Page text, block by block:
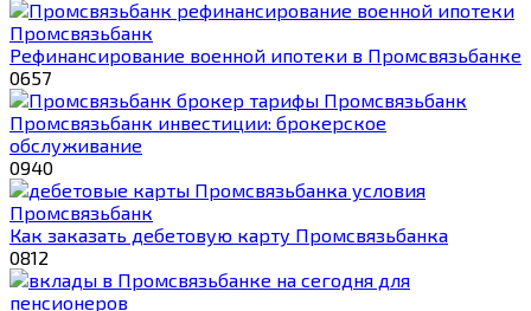
Промсвязьбанк
Рефинансирование военной ипотеки в Промсвязьбанке
0657
Промсвязьбанк
Промсвязьбанк инвестиции: брокерское
обслуживание
0940
Промсвязьбанк
Как заказать дебетовую карту Промсвязьбанка
0812